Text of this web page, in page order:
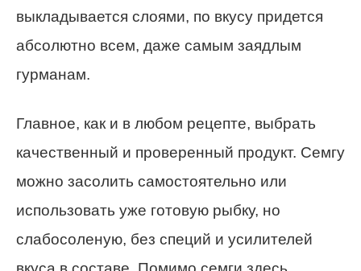
выкладывается слоями, по вкусу придется
абсолютно всем, даже самым заядлым
гурманам.
Главное, как и в любом рецепте, выбрать
качественный и проверенный продукт. Семгу
можно засолить самостоятельно или
использовать уже готовую рыбку, но
слабосоленую, без специй и усилителей